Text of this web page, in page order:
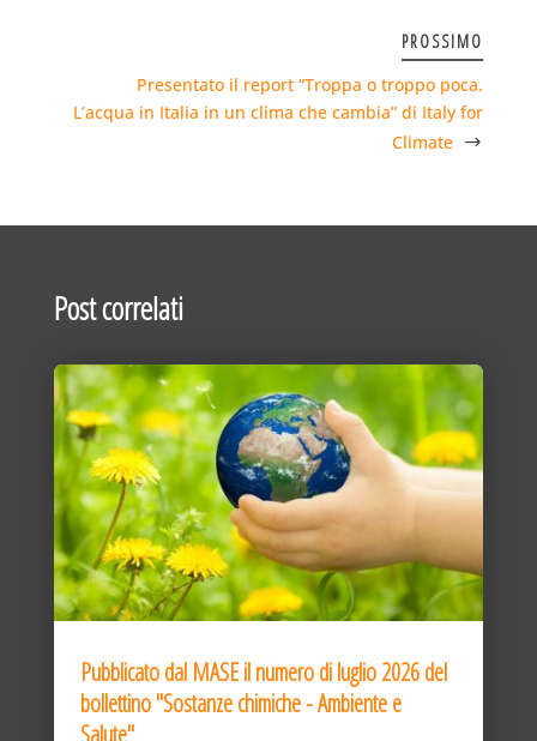
PROSSIMO
Presentato il report “Troppa o troppo poca.
L’acqua in Italia in un clima che cambia” di Italy for
Climate
Post correlati
Pubblicato dal MASE il numero di luglio 2026 del
bollettino "Sostanze chimiche - Ambiente e